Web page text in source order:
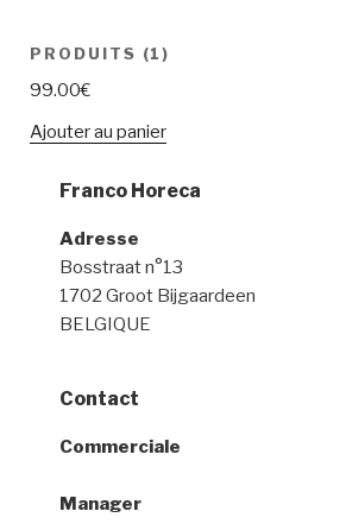
PRODUITS (1)
99.00€
Ajouter au panier
Franco Horeca
Adresse
Bosstraat n°13
1702 Groot Bijgaardeen
BELGIQUE
Contact
Commerciale
Manager